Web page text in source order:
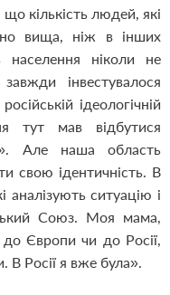
кількість людей, які
вища, ніж в інших
населення ніколи не
інвестувалося
ідеологічній
тут мав відбутися
Але наша область
свою ідентичність. В
ситуацію і
Союз. Моя мама,
Європи чи до Росії,
В Росії я вже була».